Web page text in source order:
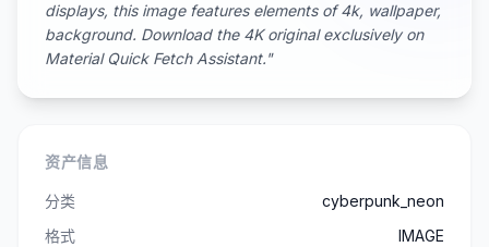
displays, this image features elements of 4k, wallpaper,
background. Download the 4K original exclusively on
Material Quick Fetch Assistant."
资产信息
分类
cyberpunk_neon
格式
IMAGE